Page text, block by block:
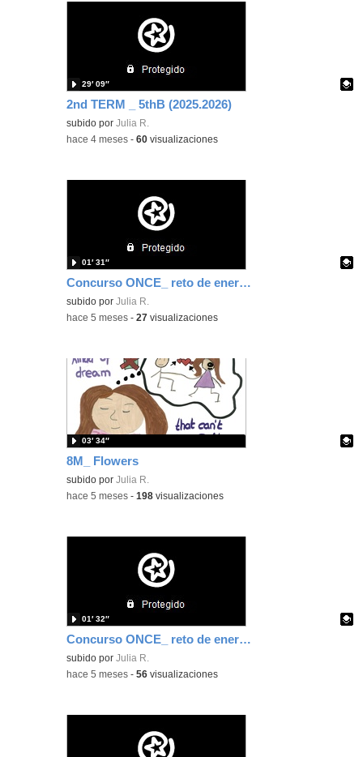
2nd TERM _ 5thB (2025.2026)
Contenido educativo.
subido porJulia R.
29′ 09″
-hace 4 meses -60 visualizaciones
Concurso ONCE_ reto de enero (discapacidad intelectual) 5ºA
Contenido educativo.
subido porJulia R.
01′ 31″
-hace 5 meses -27 visualizaciones
8M_ Flowers
Contenido educativo.
subido porJulia R.
03′ 34″
-hace 5 meses -198 visualizaciones
Concurso ONCE_ reto de enero (discapacidad intelectual) 5ºB
Contenido educativo.
subido porJulia R.
01′ 32″
-hace 5 meses -56 visualizaciones